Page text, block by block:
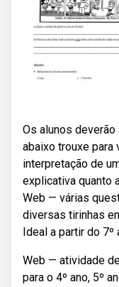
Os alunos
abaixo trouxe
interpretação de
explicativa quanto
Web — várias
diversas tirinhas
Ideal a partir do 7º
Web — atividade
para o 4º ano, 5º